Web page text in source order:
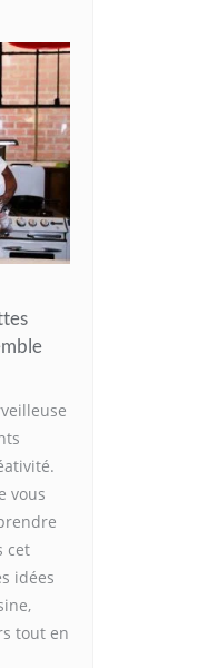
vous
cet
idées
tout en